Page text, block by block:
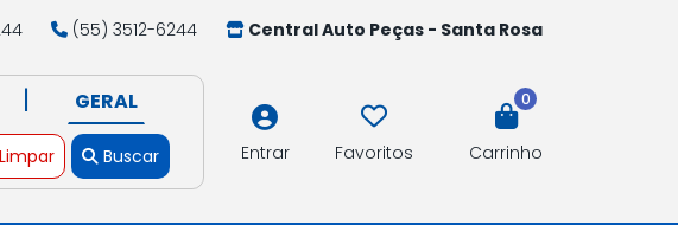
(55) 3512-6244
Central Auto Peças - Santa Rosa
| GERAL
Limpar Buscar Entrar Favoritos
0
Carrinho